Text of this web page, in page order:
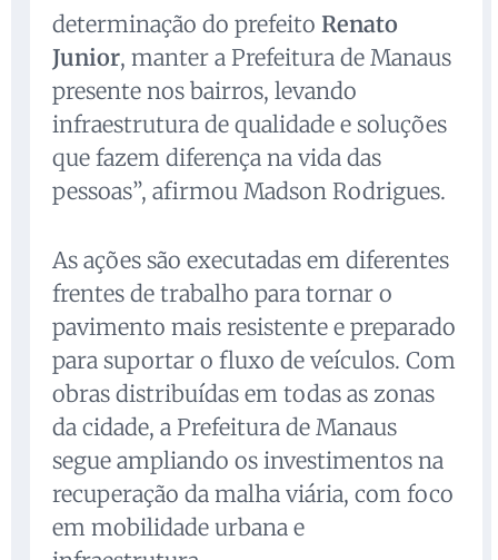
determinação do prefeito Renato
Junior, manter a Prefeitura de Manaus
presente nos bairros, levando
infraestrutura de qualidade e soluções
que fazem diferença na vida das
pessoas”, afirmou Madson Rodrigues.
As ações são executadas em diferentes
frentes de trabalho para tornar o
pavimento mais resistente e preparado
para suportar o fluxo de veículos. Com
obras distribuídas em todas as zonas
da cidade, a Prefeitura de Manaus
segue ampliando os investimentos na
recuperação da malha viária, com foco
em mobilidade urbana e